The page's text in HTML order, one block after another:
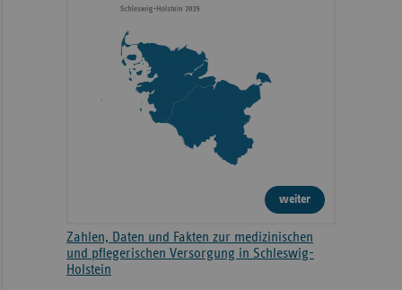
weiter
Zahlen, Daten und Fakten zur medizinischen
und pflegerischen Versorgung in Schleswig-
Holstein